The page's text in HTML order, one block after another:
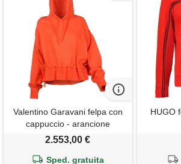
Valentino Garavani felpa con
cappuccio - arancione
2.553,00 €
Sped. gratuita
HUGO